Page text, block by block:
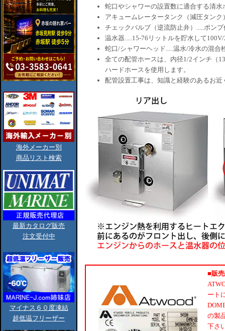
海外メーカー別
商品リスト検索
最新カタログ販売
注文受付中
マイナス６０度凍結
超低温フリーザー
蛇口やシャワーの設置数に適合する清水
アキュームレータータンク（減圧タンク
チェックバルブ（逆流防止弁）.....ポンプ
温水器.....15-76リットルを貯水して
蛇口/シャワーヘッド.....温水/冷水の混合
全ての配管ホースは、内径1/2インチ（
ハードホースを使用します。
配管設置工事は、知識と経験のあるお
■販
ート
の製
下さ